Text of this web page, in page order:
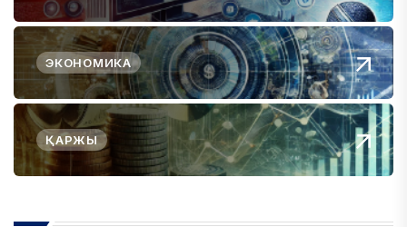
ЭКОНОМИКА
ҚАРЖЫ